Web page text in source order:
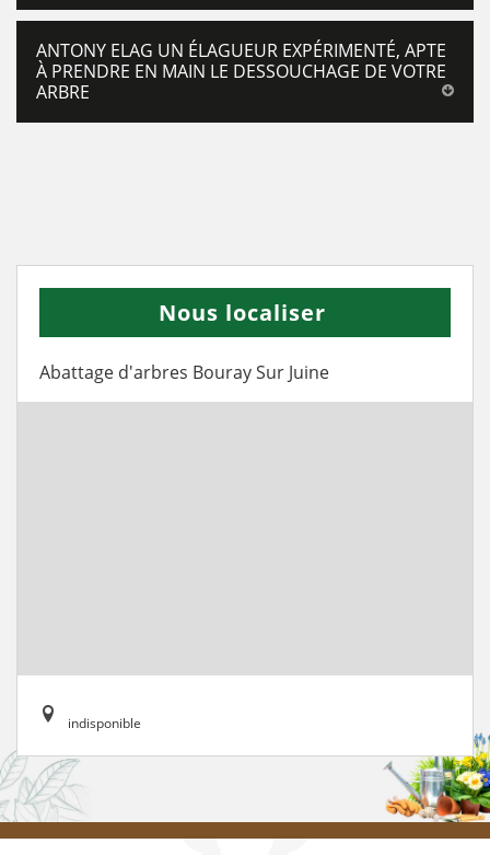
ANTONY ELAG UN ÉLAGUEUR EXPÉRIMENTÉ, APTE
À PRENDRE EN MAIN LE DESSOUCHAGE DE VOTRE
ARBRE
Nous localiser
Abattage d'arbres Bouray Sur Juine
indisponible